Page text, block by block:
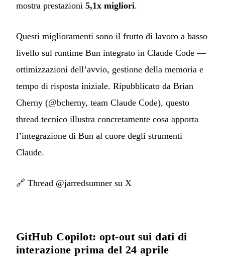
mostra prestazioni 5,1x migliori.
Questi miglioramenti sono il frutto di lavoro a basso
livello sul runtime Bun integrato in Claude Code —
ottimizzazioni dell’avvio, gestione della memoria e
tempo di risposta iniziale. Ripubblicato da Brian
Cherny (@bcherny, team Claude Code), questo
thread tecnico illustra concretamente cosa apporta
l’integrazione di Bun al cuore degli strumenti
Claude.
🔗 Thread @jarredsumner su X
GitHub Copilot: opt-out sui dati di
interazione prima del 24 aprile